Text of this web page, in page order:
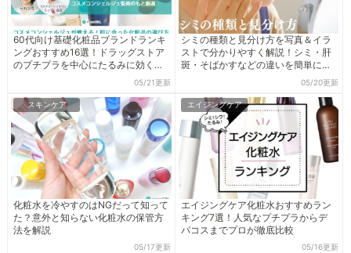
05/21更新
60代向け基礎化粧品ブランドランキ
ングおすすめ16選！ドラッグストア
のプチプラを中心にたるみに効くと
05/20更新
シミの種類と見分け方を写真＆イラ
ストで分かりやすく解説！シミ・肝
斑・そばかすなどの違いを簡単に理
スキンケア
05/17更新
化粧水を冷やすのはNGだって知って
た？意外と知らない化粧水の保管方
法を解説
エイジングケア
05/16更新
エイジングケア化粧水おすすめラン
キング7選！人気なプチプラからデ
パコスまでプロが徹底比較